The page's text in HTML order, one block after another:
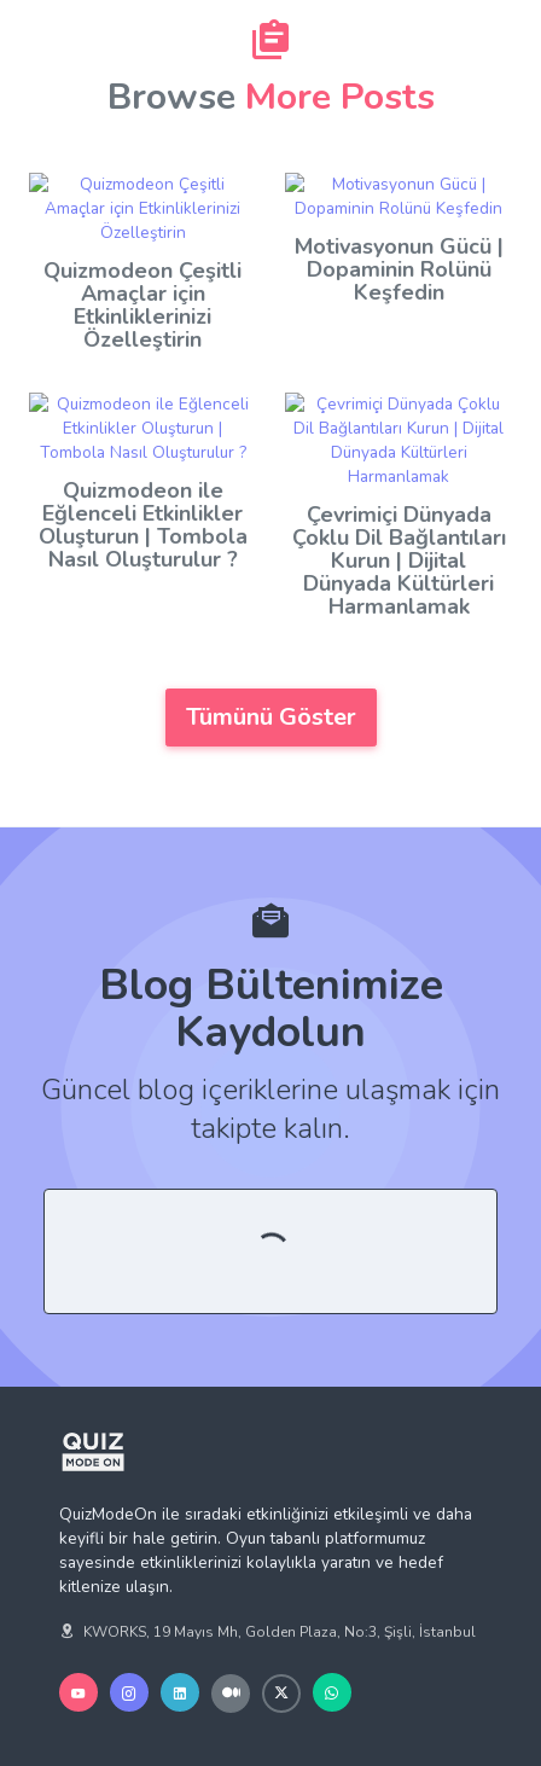
Browse More Posts
Quizmodeon Çeşitli
Amaçlar için
Etkinliklerinizi
Özelleştirin
Motivasyonun Gücü |
Dopaminin Rolünü
Keşfedin
Quizmodeon ile
Eğlenceli Etkinlikler
Oluşturun | Tombola
Nasıl Oluşturulur ?
Çevrimiçi Dünyada
Çoklu Dil Bağlantıları
Kurun | Dijital
Dünyada Kültürleri
Harmanlamak
Tümünü Göster
Blog Bültenimize
Kaydolun
Güncel blog içeriklerine ulaşmak için
takipte kalın.
keyifli bir hale getirin. Oyun tabanlı platformumuz
sayesinde etkinliklerinizi kolaylıkla yaratın ve hedef
KWORKS, 19 Mayıs Mh, Golden Plaza, No:3, Şişli, İstanbul
İş Çözümleri QuizModeOn